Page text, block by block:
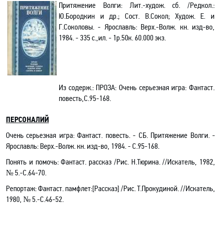
Притяжение Волги: Лит.-худож. сб. /Редкол.:
Ю.Бородкин и др.; Сост. В.Сокол; Худож. Е. и
Г.Соколовы. - Ярославль: Верх.-Волж. кн. изд-во,
1984. - 335 с.,ил. - 1р.50к. 60.000 экз.
Из содерж.:ПРОЗА: Очень серьезная игра: Фантаст.
повесть,С.95-168.
ПЕРСОНАЛИЙ
Очень серьезная игра: Фантаст. повесть.- СБ. Притяжение Волги.-
Ярославль: Верх.-Волж. кн. изд-во, 1984. - С.95-168.
Понять и помочь: Фантаст. рассказ /Рис. Н.Тюрина. //Искатель, 1982,
№ 5.-С.64-70.
Репортаж: Фантаст. памфлет:[Рассказ] /Рис. Т.Прокудиной. //Искатель,
1980, № 5.-С.46-52.